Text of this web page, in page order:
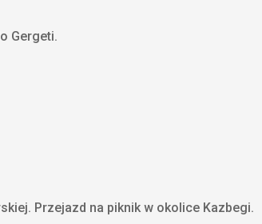
Gergeti.
Przejazd na piknik w okolice Kazbegi.